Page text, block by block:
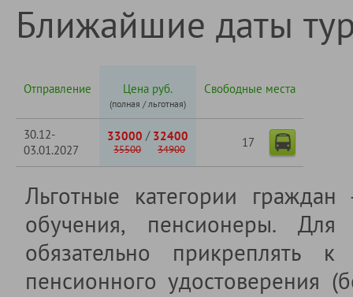
Ближайшие даты
Отправление Цена руб.
(полная / льготная)
Свободные места
30.12-
03.01.2027
33000 / 32400
35500 34900
17
Льготные категории
обучения, пенсионеры. Для
обязательно прикреплять
пенсионного удостоверения